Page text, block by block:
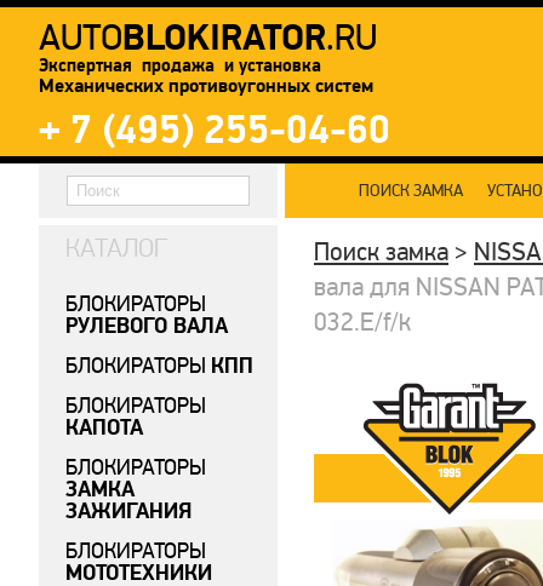
AUTOBLOKIRATOR.RU
Экспертная продажа и установка
Механических противоугонных систем
+ 7 (495) 255-04-60
ПОИСК ЗАМКА
Поиск замка >
вала для NISSAN
032.E/f/k
КАТАЛОГ
БЛОКИРАТОРЫ
РУЛЕВОГО ВАЛА
БЛОКИРАТОРЫ КПП
БЛОКИРАТОРЫ
КАПОТА
БЛОКИРАТОРЫ
ЗАМКА
ЗАЖИГАНИЯ
БЛОКИРАТОРЫ
МОТОТЕХНИКИ